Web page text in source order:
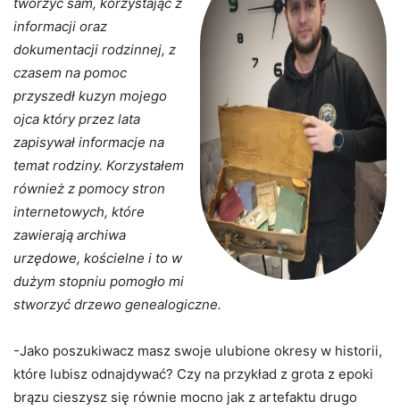
informacji oraz
dokumentacji rodzinnej, z
czasem na pomoc
przyszedł kuzyn mojego
ojca który przez lata
zapisywał informacje na
temat rodziny. Korzystałem
również z pomocy stron
internetowych, które
zawierają archiwa
urzędowe, kościelne i to w
dużym stopniu pomogło mi
stworzyć drzewo genealogiczne.
-Jako poszukiwacz masz swoje ulubione okresy w historii,
które lubisz odnajdywać? Czy na przykład z grota z epoki
brązu cieszysz się równie mocno jak z artefaktu drugo